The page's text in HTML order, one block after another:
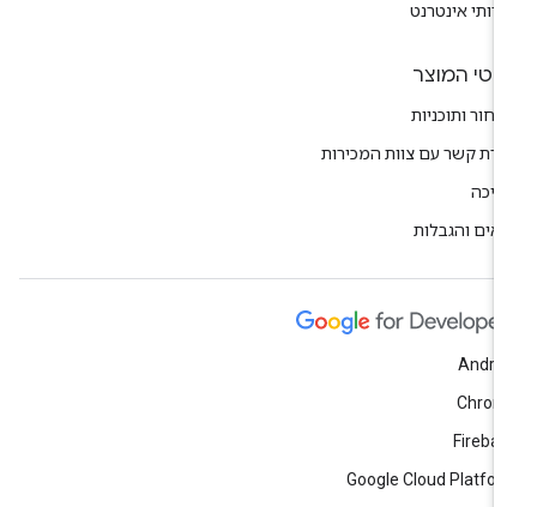
אינטרנט
המוצר
ותוכניות
קשר עם צוות המכירות
והגבלות
Google Cloud